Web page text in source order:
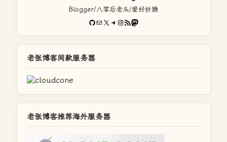
Blogger/八零后老头/爱好折腾
GitHub
电子邮件X Telegram
Instagram
RSS FeedMastodon
老张博客同款服务器
老张博客推荐海外服务器